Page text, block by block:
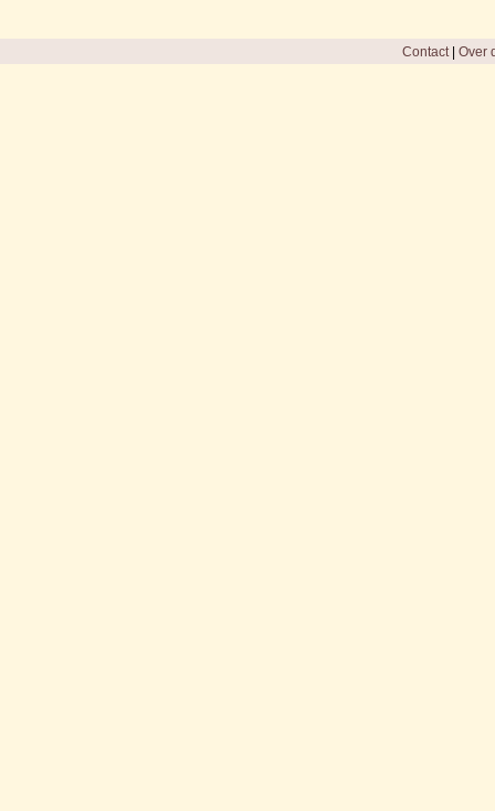
Contact| Over